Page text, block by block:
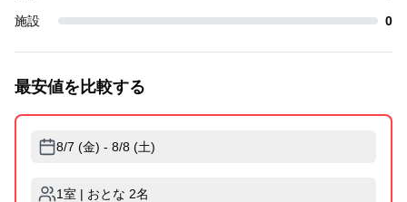
施設
0
最安値を比較する
8/7 (金) - 8/8 (土)
1室 | おとな 2名